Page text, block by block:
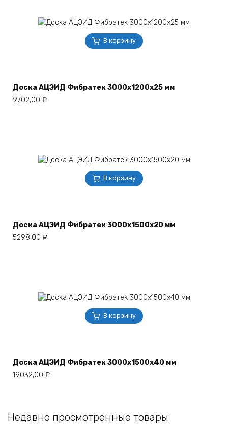
В корзину
Доска АЦЭИД Фибратек 3000х1200х25 мм
9702,00 ₽
В корзину
Доска АЦЭИД Фибратек 3000х1500х20 мм
5298,00 ₽
В корзину
Доска АЦЭИД Фибратек 3000х1500х40 мм
19032,00 ₽
Недавно просмотренные товары